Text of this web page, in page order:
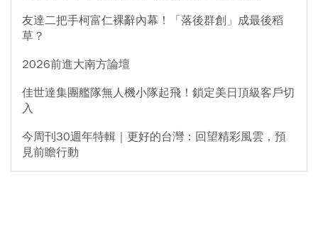
友達二把手柯富仁裸辭內幕！「落後群創」成最後稻
草？
2026前進大南方論壇
佳世達集團艦隊無人機小隊起飛！鎖定美日頂級客戶切
入
今周刊30週年特輯｜更好的台灣：回望精彩風雲，預
見前瞻行動